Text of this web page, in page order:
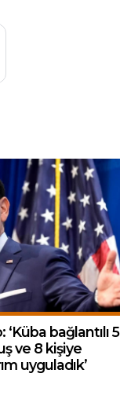
‘Küba bağlantılı 5
ve 8 kişiye
uyguladık’